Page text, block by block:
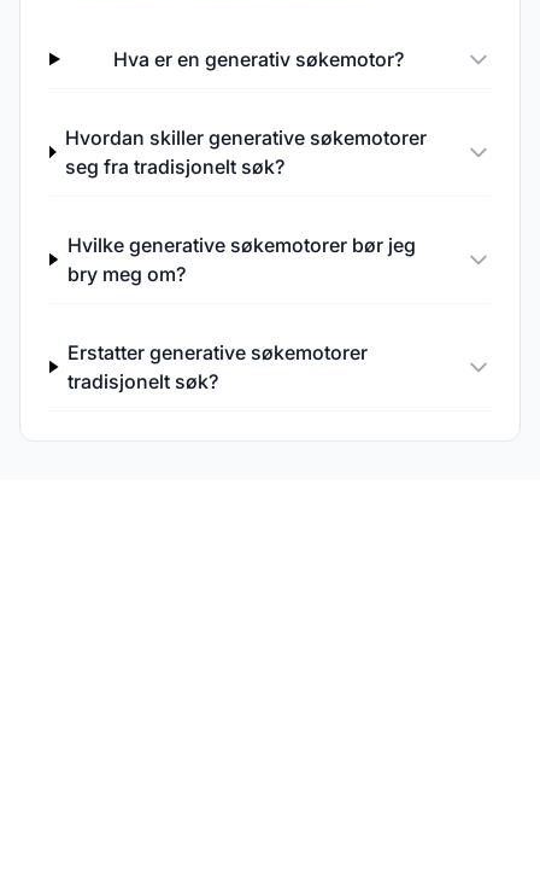
Hva er en generativ søkemotor?
Hvordan skiller generative søkemotorer
seg fra tradisjonelt søk?
Hvilke generative søkemotorer bør jeg
bry meg om?
Erstatter generative søkemotorer
tradisjonelt søk?